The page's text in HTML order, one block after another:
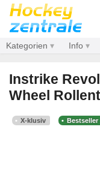
Kategorien Info
Instrike
Wheel
X-klusiv Bestseller